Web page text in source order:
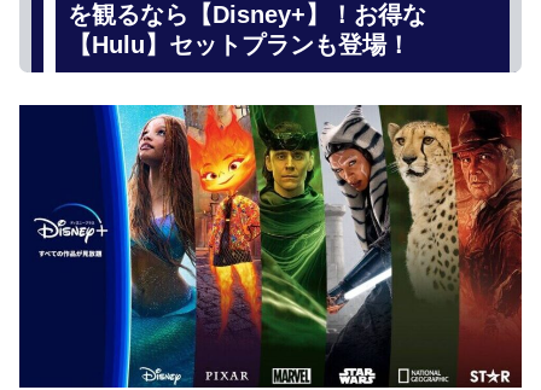
を観るなら【Disney+】！お得な
【Hulu】セットプランも登場！